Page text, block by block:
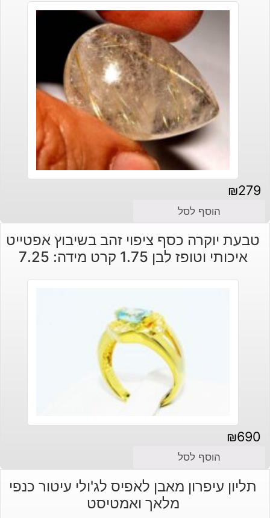
₪279
הוסף לסל
טבעת יוקרה כסף ציפוי זהב בשיבוץ אפטייט
איכותי וטופז לבן 1.75 קרט מידה: 7.25
₪690
הוסף לסל
תליון עיפרון מאבן לאפיס לג'ולי עיטור כנפי
מלאך ואמטיסט